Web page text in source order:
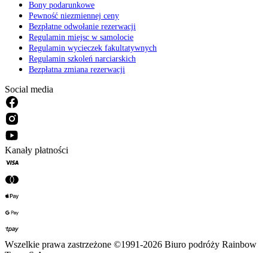
Bony podarunkowe
Pewność niezmiennej ceny
Bezpłatne odwołanie rezerwacji
Regulamin miejsc w samolocie
Regulamin wycieczek fakultatywnych
Regulamin szkoleń narciarskich
Bezpłatna zmiana rezerwacji
Social media
Kanały płatności
Wszelkie prawa zastrzeżone ©1991-2026 Biuro podróży Rainbow